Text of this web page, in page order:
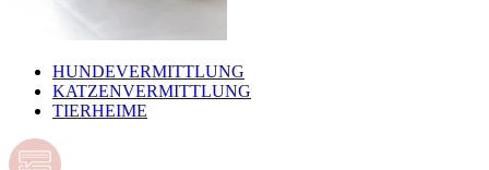
HUNDEVERMITTLUNG
KATZENVERMITTLUNG
TIERHEIME